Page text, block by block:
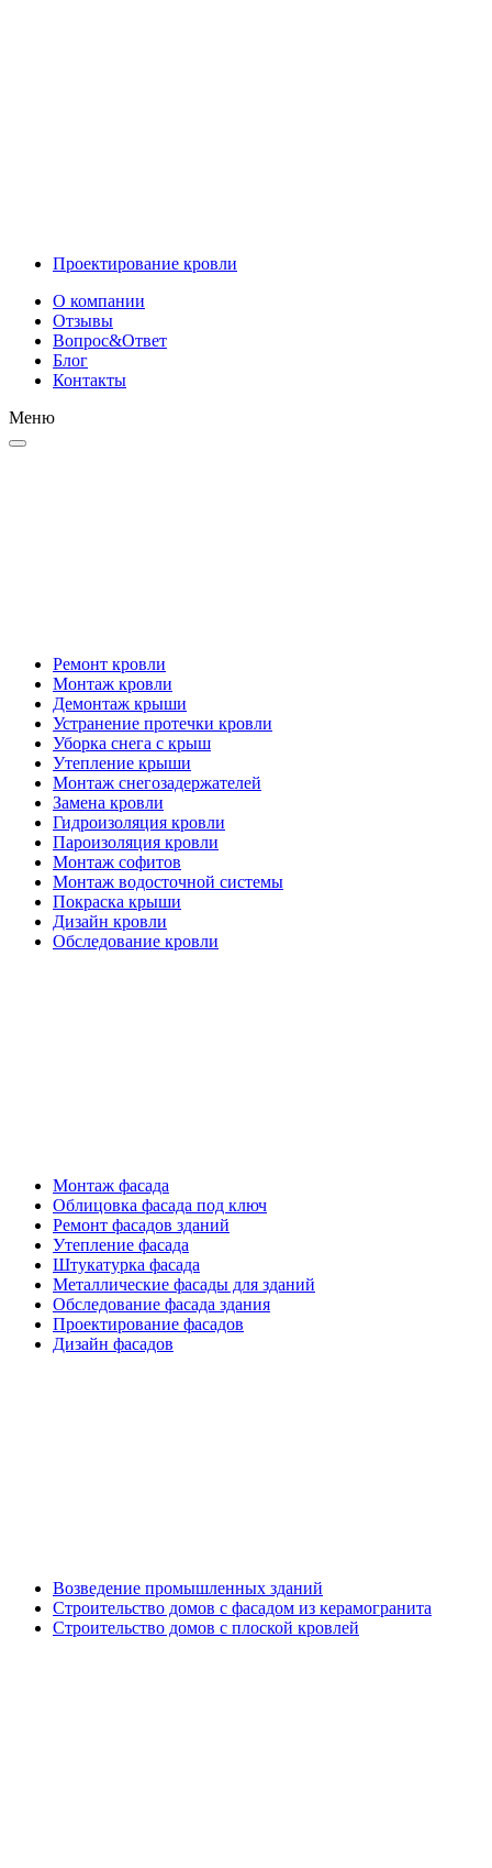
Проектирование кровли
О компании
Отзывы
Вопрос&Ответ
Блог
Контакты
Меню
Ремонт кровли
Монтаж кровли
Демонтаж крыши
Устранение протечки кровли
Уборка снега с крыш
Утепление крыши
Монтаж снегозадержателей
Замена кровли
Гидроизоляция кровли
Пароизоляция кровли
Монтаж софитов
Монтаж водосточной системы
Покраска крыши
Дизайн кровли
Обследование кровли
Монтаж фасада
Облицовка фасада под ключ
Ремонт фасадов зданий
Утепление фасада
Штукатурка фасада
Металлические фасады для зданий
Обследование фасада здания
Проектирование фасадов
Дизайн фасадов
Возведение промышленных зданий
Строительство домов с фасадом из керамогранита
Строительство домов с плоской кровлей